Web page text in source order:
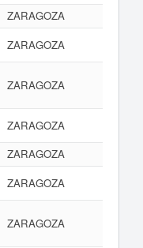
ZARAGOZA
ZARAGOZA
ZARAGOZA
ZARAGOZA
ZARAGOZA
ZARAGOZA
ZARAGOZA